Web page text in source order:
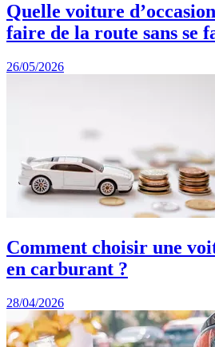
Quelle voiture
faire de la route sans se
26/05/2026
Comment choisir une
en carburant ?
28/04/2026